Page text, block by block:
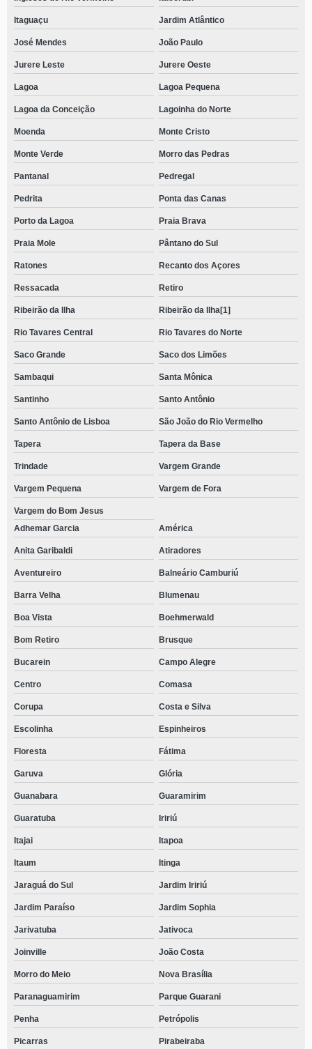
Itaguaçu Jardim Atlântico
José Mendes João Paulo
Jurere Leste Jurere Oeste
Lagoa Lagoa Pequena
Lagoa da Conceição Lagoinha do Norte
Moenda Monte Cristo
Monte Verde Morro das Pedras
Pantanal Pedregal
Pedrita Ponta das Canas
Porto da Lagoa Praia Brava
Praia Mole Pântano do Sul
Ratones Recanto dos Açores
Ressacada Retiro
Ribeirão da Ilha Ribeirão da Ilha[1]
Rio Tavares Central Rio Tavares do Norte
Saco Grande Saco dos Limões
Sambaqui Santa Mônica
Santinho Santo Antônio
Santo Antônio de Lisboa São João do Rio Vermelho
Tapera Tapera da Base
Trindade Vargem Grande
Vargem Pequena Vargem de Fora
Vargem do Bom Jesus
Adhemar Garcia
América
Anita Garibaldi Atiradores
Aventureiro Balneário Camburiú
Barra Velha Blumenau
Boa Vista Boehmerwald
Bom Retiro Brusque
Bucarein Campo Alegre
Centro Comasa
Corupa Costa e Silva
Escolinha Espinheiros
Floresta Fátima
Garuva Glória
Guanabara Guaramirim
Guaratuba Iririú
Itajai Itapoa
Itaum Itinga
Jaraguá do Sul Jardim Iririú
Jardim Paraíso Jardim Sophia
Jarivatuba Jativoca
Joinville João Costa
Morro do Meio Nova Brasília
Paranaguamirim Parque Guarani
Penha Petrópolis
Picarras Pirabeiraba